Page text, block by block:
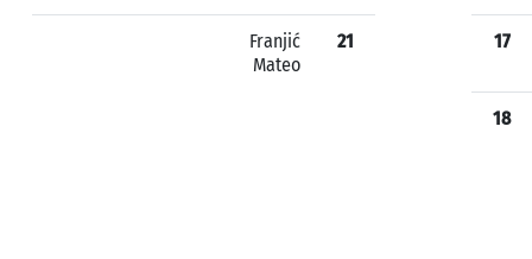
Franjić
Mateo
21 17
18